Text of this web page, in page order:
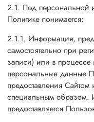
2.1. Под персональной
Политике понимается:
2.1.1. Информация,
самостоятельно при
записи) или в
персональные данные
предоставления
специальным образом.
предоставляется